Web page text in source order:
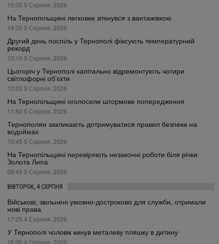
15:35 5 Серпня, 2026
На Тернопільщині легковик зіткнувся з вантажівкою
14:30 5 Серпня, 2026
Другий день поспіль у Тернополі фіксують температурний
рекорд
13:10 5 Серпня, 2026
Цьогоріч у Тернополі капітально відремонтують чотири
світлофорні об’єкти
12:02 5 Серпня, 2026
На Тернопільщині оголосили штормове попередження
11:50 5 Серпня, 2026
Тернополян закликають дотримуватися правил безпеки на
водоймах
10:45 5 Серпня, 2026
На Тернопільщині перевіряють незаконні роботи біля річки
Золота Липа
09:45 5 Серпня, 2026
ВІВТОРОК, 4 СЕРПНЯ
Військові, звільнені умовно-достроково для служби, отримали
нові права
17:25 4 Серпня, 2026
У Тернополі чоловік кинув металеву пляшку в дитину
16:30 4 Серпня, 2026